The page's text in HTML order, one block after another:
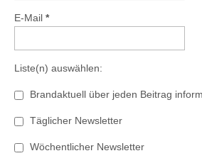
E-Mail *
Liste(n) auswählen:
Brandaktuell über jeden Beitrag
Täglicher Newsletter
Wöchentlicher Newsletter